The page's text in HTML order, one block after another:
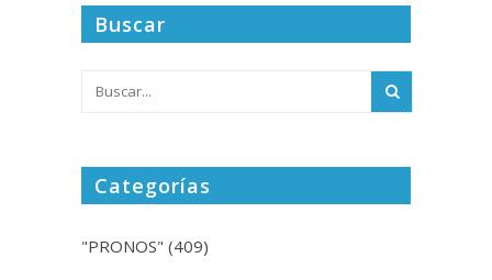
Buscar
Categorías
"PRONOS" (409)